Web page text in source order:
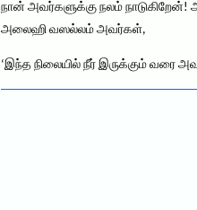
நான் அவர்களுக்கு நலம்
அலைஹி வஸல்லம் அவர்கள்,
‘இந்த நிலையில் நீர் இருக்கும் வரை